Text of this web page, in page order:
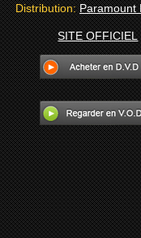
Distribution:Paramount
SITE OFFICIEL